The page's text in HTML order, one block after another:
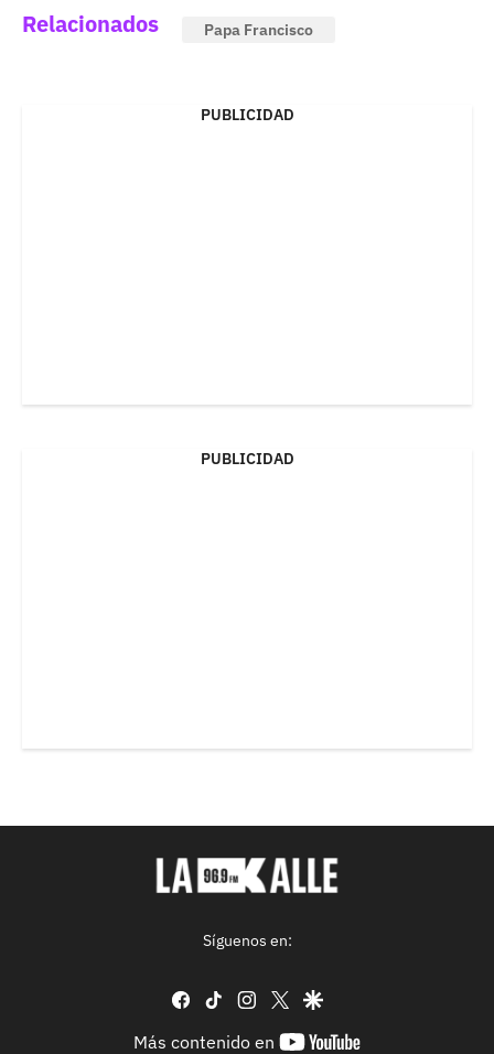
Relacionados Papa Francisco
PUBLICIDAD
PUBLICIDAD
Síguenos en:
facebook
tiktok instagram
twittergoogle
Más contenido en
youtube-